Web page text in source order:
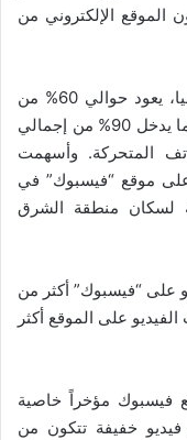
الموقع الإلكتروني من
وفي منطقة الشرق الأوسط وشمال أفريقيا، يعود حوالي 60% من
المستخدمين إلى موقع “فيسبوك” يومياً، كما يدخل 90% من إجمالي
المتحركة. وأسهمت
على موقع “فيسبوك” في
لسكان منطقة الشرق
على “فيسبوك” أكثر من
على الموقع أكثر
فيسبوك مؤخراً خاصية
خفيفة تتكون من